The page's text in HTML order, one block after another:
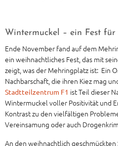
Wintermuckel – ein Fest
Ende November fand auf dem
ein weihnachtliches Fest, das mit
zeigt, was der Mehringplatz ist: Ein
Nachbarschaft, die ihren Kiez mag
Stadtteilzentrum F1 ist Teil dieser
Wintermuckel voller Positivität und
Kontrast zu den vielfältigen
Vereinsamung oder auch
An den weihnachtlich